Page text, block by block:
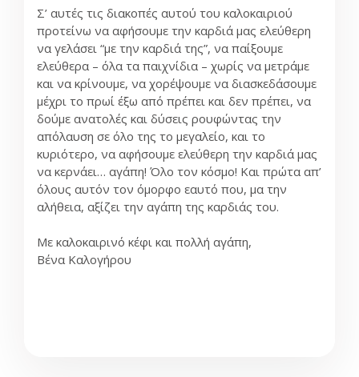
Σ’ αυτές τις διακοπές αυτού του καλοκαιριού
προτείνω να αφήσουμε την καρδιά μας ελεύθερη
να γελάσει “με την καρδιά της”, να παίξουμε
ελεύθερα – όλα τα παιχνίδια – χωρίς να μετράμε
και να κρίνουμε, να χορέψουμε να διασκεδάσουμε
μέχρι το πρωί έξω από πρέπει και δεν πρέπει, να
δούμε ανατολές και δύσεις ρουφώντας την
απόλαυση σε όλο της το μεγαλείο, και το
κυριότερο, να αφήσουμε ελεύθερη την καρδιά μας
να κερνάει… αγάπη! Όλο τον κόσμο! Και πρώτα απ’
όλους αυτόν τον όμορφο εαυτό που, μα την
αλήθεια, αξίζει την αγάπη της καρδιάς του.
Με καλοκαιρινό κέφι και πολλή αγάπη,
Βένα Καλογήρου